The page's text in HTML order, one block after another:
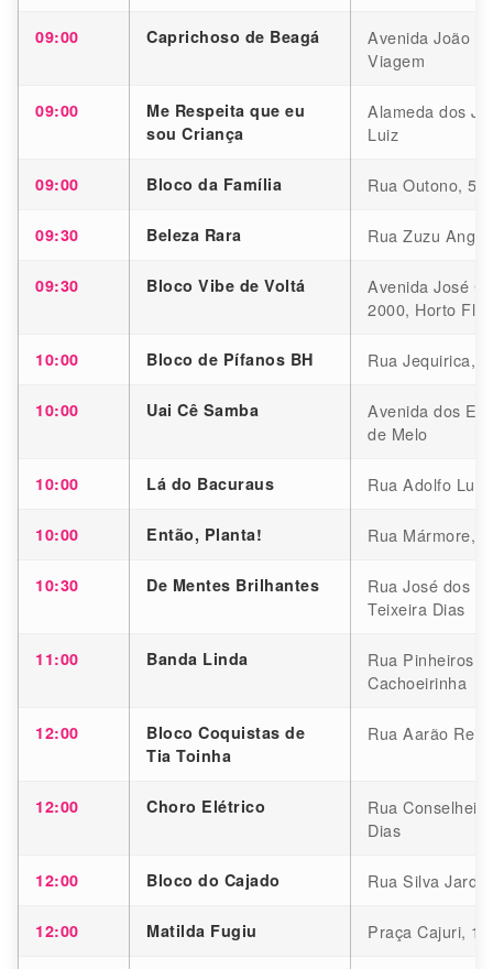
09:00 Caprichoso de Beagá
Avenida João
Viagem
09:00
Me Respeita que eu
sou Criança
Alameda dos
Luiz
09:00 Bloco da Família Rua Outono,
09:30 Beleza Rara Rua Zuzu
09:30 Bloco Vibe de Voltá
Avenida José
2000, Horto
10:00 Bloco de Pífanos BH Rua Jequirica,
10:00 Uai Cê Samba
Avenida dos
de Melo
10:00 Lá do Bacuraus Rua Adolfo
10:00 Então, Planta! Rua Mármore,
10:30 De Mentes Brilhantes
Rua José dos
Teixeira Dias
11:00 Banda Linda
Rua Pinheiros,
Cachoeirinha
12:00
Bloco Coquistas de
Tia Toinha
Rua Aarão
12:00 Choro Elétrico
Rua
Dias
12:00 Bloco do Cajado Rua Silva
12:00 Matilda Fugiu Praça Cajuri,